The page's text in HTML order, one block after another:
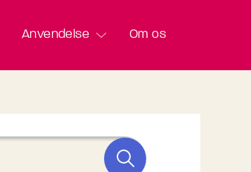
Anvendelse Om os